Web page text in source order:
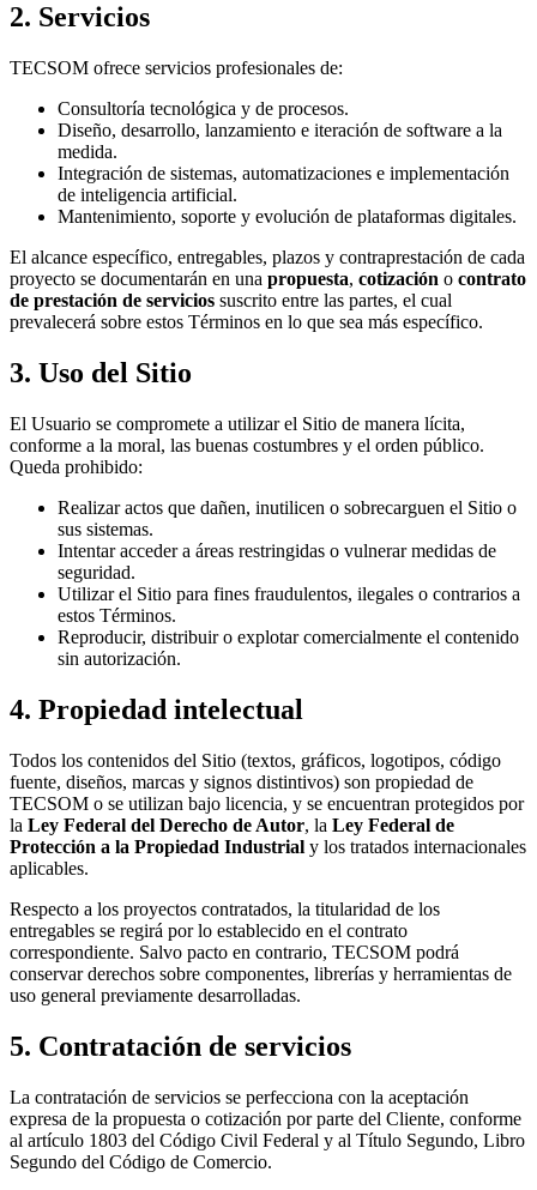
2. Servicios
TECSOM ofrece servicios profesionales de:
Consultoría tecnológica y de procesos.
Diseño, desarrollo, lanzamiento e iteración de software a la
medida.
Integración de sistemas, automatizaciones e implementación
de inteligencia artificial.
Mantenimiento, soporte y evolución de plataformas digitales.
El alcance específico, entregables, plazos y contraprestación de cada
proyecto se documentarán en una propuesta, cotización o contrato
de prestación de servicios suscrito entre las partes, el cual
prevalecerá sobre estos Términos en lo que sea más específico.
3. Uso del Sitio
El Usuario se compromete a utilizar el Sitio de manera lícita,
conforme a la moral, las buenas costumbres y el orden público.
Queda prohibido:
Realizar actos que dañen, inutilicen o sobrecarguen el Sitio o
sus sistemas.
Intentar acceder a áreas restringidas o vulnerar medidas de
seguridad.
Utilizar el Sitio para fines fraudulentos, ilegales o contrarios a
estos Términos.
Reproducir, distribuir o explotar comercialmente el contenido
sin autorización.
4. Propiedad intelectual
Todos los contenidos del Sitio (textos, gráficos, logotipos, código
fuente, diseños, marcas y signos distintivos) son propiedad de
TECSOM o se utilizan bajo licencia, y se encuentran protegidos por
la Ley Federal del Derecho de Autor, la Ley Federal de
Protección a la Propiedad Industrial y los tratados internacionales
aplicables.
Respecto a los proyectos contratados, la titularidad de los
entregables se regirá por lo establecido en el contrato
correspondiente. Salvo pacto en contrario, TECSOM podrá
conservar derechos sobre componentes, librerías y herramientas de
uso general previamente desarrolladas.
5. Contratación de servicios
La contratación de servicios se perfecciona con la aceptación
expresa de la propuesta o cotización por parte del Cliente, conforme
al artículo 1803 del Código Civil Federal y al Título Segundo, Libro
Segundo del Código de Comercio.